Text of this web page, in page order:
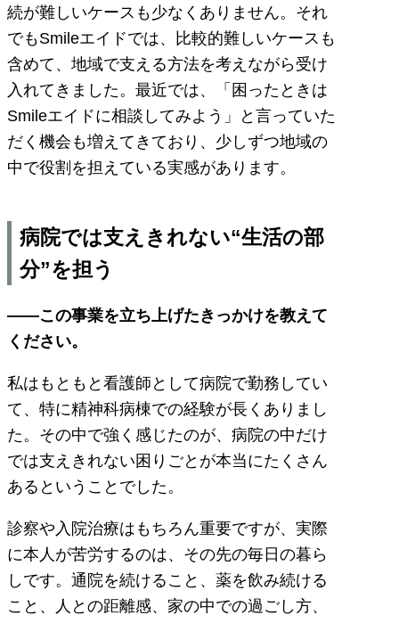
続が難しいケースも少なくありません。それ
でもSmileエイドでは、比較的難しいケースも
含めて、地域で支える方法を考えながら受け
入れてきました。最近では、「困ったときは
Smileエイドに相談してみよう」と言っていた
だく機会も増えてきており、少しずつ地域の
中で役割を担えている実感があります。
病院では支えきれない“生活の部
分”を担う
――この事業を立ち上げたきっかけを教えて
ください。
私はもともと看護師として病院で勤務してい
て、特に精神科病棟での経験が長くありまし
た。その中で強く感じたのが、病院の中だけ
では支えきれない困りごとが本当にたくさん
あるということでした。
診察や入院治療はもちろん重要ですが、実際
に本人が苦労するのは、その先の毎日の暮ら
しです。通院を続けること、薬を飲み続ける
こと、人との距離感、家の中での過ごし方、